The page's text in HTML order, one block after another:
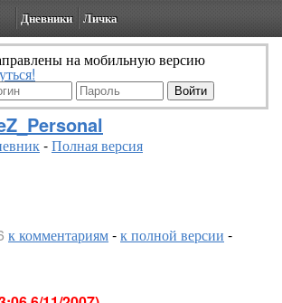
Дневники Личка
на мобильную версию
-Полная версия
к комментариям-к полной версии -